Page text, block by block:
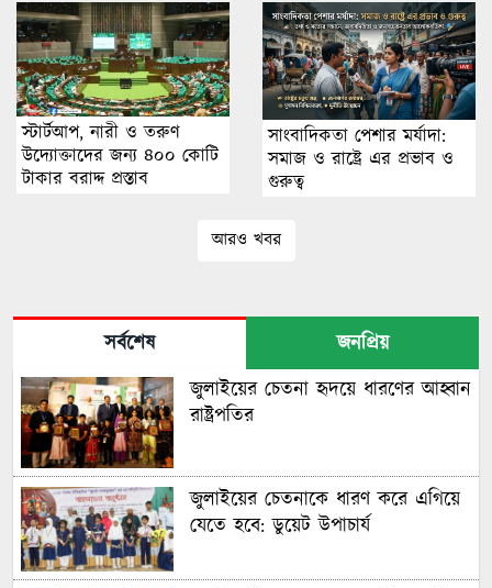
স্টার্টআপ, নারী ও তরুণ
উদ্যোক্তাদের জন্য ৪০০ কোটি
টাকার বরাদ্দ প্রস্তাব
সাংবাদিকতা পেশার মর্যাদা:
সমাজ ও রাষ্ট্রে এর প্রভাব ও
গুরুত্ব
আরও খবর
সর্বশেষ
জনপ্রিয়
জুলাইয়ের চেতনা হৃদয়ে ধারণের আহ্বান
রাষ্ট্রপতির
জুলাইয়ের চেতনাকে ধারণ করে এগিয়ে
যেতে হবে: ডুয়েট উপাচার্য